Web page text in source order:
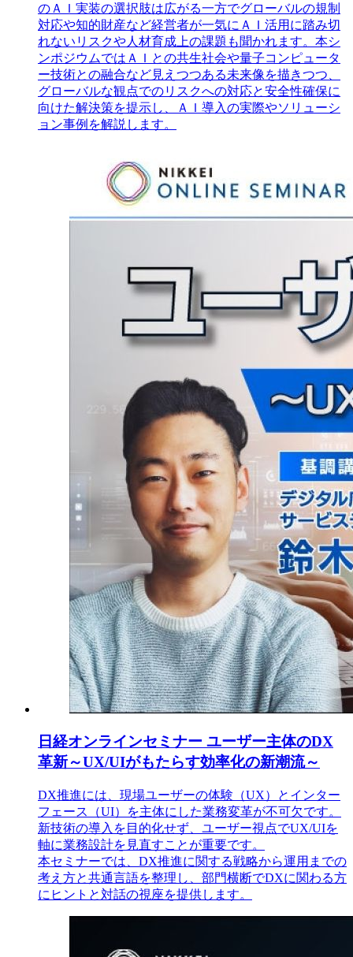
のＡＩ実装の選択肢は広がる一方でグローバルの規制
対応や知的財産など経営者が一気にＡＩ活用に踏み切
れないリスクや人材育成上の課題も聞かれます。本シ
ンポジウムではＡＩとの共生社会や量子コンピュータ
ー技術との融合など見えつつある未来像を描きつつ、
グローバルな観点でのリスクへの対応と安全性確保に
向けた解決策を提示し、ＡＩ導入の実際やソリューシ
ョン事例を解説します。
日経オンラインセミナー ユーザー主体のDX
革新～UX/UIがもたらす効率化の新潮流～
DX推進には、現場ユーザーの体験（UX）とインター
フェース（UI）を主体にした業務変革が不可欠です。
新技術の導入を目的化せず、ユーザー視点でUX/UIを
軸に業務設計を見直すことが重要です。
本セミナーでは、DX推進に関する戦略から運用までの
考え方と共通言語を整理し、部門横断でDXに関わる方
にヒントと対話の視座を提供します。